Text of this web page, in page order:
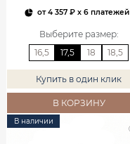
от4 357 ₽x 6 платежей
Выберите размер:
16,5
17,5 18 18,5
Купить в один клик
В КОРЗИНУ
В наличии